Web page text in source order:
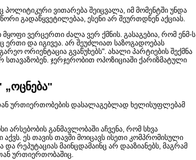
პოლიტიკური ვითარება შეიცვალა, იმ მომენტში უნდა
გადაწყვეტილებაა, ესენი არ შეურთდნენ აქციას.
ვერცერთი ძალა ვერ ქმნის. გასაგებია, რომ ენმ-ს
და იგივეა. არ შეუძლიათ საზოგადოებას
ორიენტაცია გვაწუხებს". ახალი პარტიების შექმნა
ჯერჯერობით ოპოზიციაში ქარიზმატული
„ოცნება"
ურთიერთობების დასალაგებლად ხელისუფლებამ
არსებობის განმავლობაში აჩვენა, რომ სხვა
ეს თავის თავში მოიცავს ისეთი კომპრომისული
რეპუტაციას მაინცდამაინც არ დააზიანებს, მაგრამ
ურთიერთობაშიც.